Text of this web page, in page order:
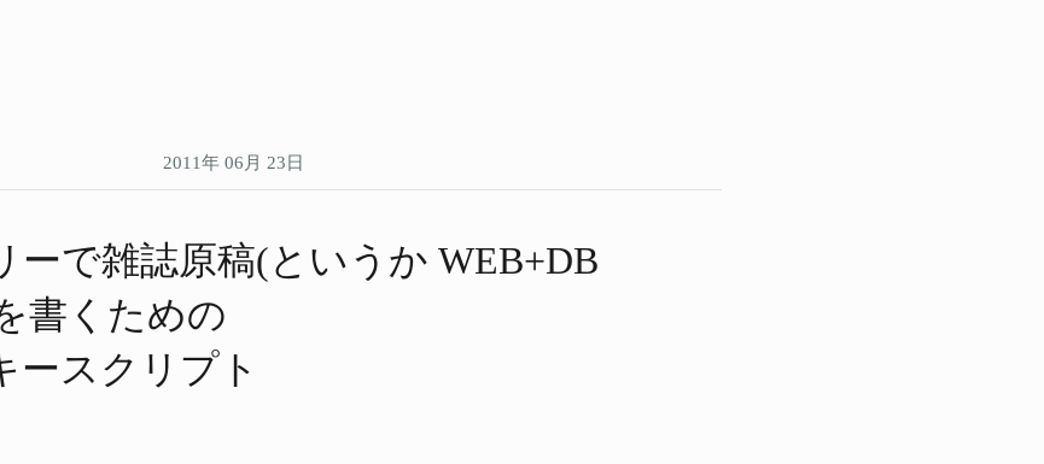
2011年 06月 23日
ーで​雑誌原稿(と​いうか WEB+DB
書く​ための​
ースクリプト